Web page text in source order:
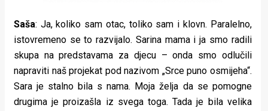
Saša: Ja, koliko sam otac, toliko sam i klovn. Paralelno,
istovremeno se to razvijalo. Sarina mama i ja smo radili
skupa na predstavama za djecu – onda smo odlučili
napraviti naš projekat pod nazivom „Srce puno osmijeha“.
Sara je stalno bila s nama. Moja želja da se pomogne
drugima je proizašla iz svega toga. Tada je bila velika